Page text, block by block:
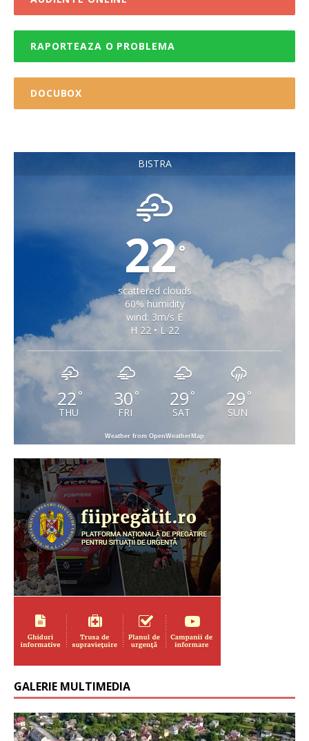
RAPORTEAZA O PROBLEMA
DOCUBOX
BISTRA
22°
scattered clouds
60% humidity
wind: 3m/s E
H 22 • L 22
22°
THU
30 °
FRI
29 °
SAT
29 °
SUN
Weather from OpenWeatherMap
GALERIE MULTIMEDIA